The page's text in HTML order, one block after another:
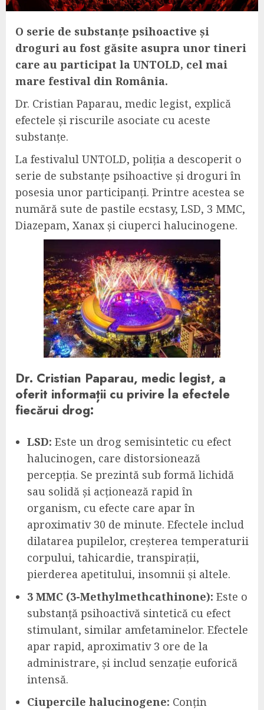
O serie de substanțe psihoactive și
droguri au fost găsite asupra unor tineri
care au participat la UNTOLD, cel mai
mare festival din România.
Dr. Cristian Paparau, medic legist, explică
efectele și riscurile asociate cu aceste
substanțe.
La festivalul UNTOLD, poliția a descoperit o
serie de substanțe psihoactive și droguri în
posesia unor participanți. Printre acestea se
numără sute de pastile ecstasy, LSD, 3 MMC,
Diazepam, Xanax și ciuperci halucinogene.
Dr. Cristian Paparau, medic legist, a
oferit informații cu privire la efectele
fiecărui drog:
LSD: Este un drog semisintetic cu efect
halucinogen, care distorsionează
percepția. Se prezintă sub formă lichidă
sau solidă și acționează rapid în
organism, cu efecte care apar în
aproximativ 30 de minute. Efectele includ
dilatarea pupilelor, creșterea temperaturii
corpului, tahicardie, transpirații,
pierderea apetitului, insomnii și altele.
3 MMC (3-Methylmethcathinone): Este o
substanță psihoactivă sintetică cu efect
stimulant, similar amfetaminelor. Efectele
apar rapid, aproximativ 3 ore de la
administrare, și includ senzație euforică
intensă.
Ciupercile halucinogene: Conțin